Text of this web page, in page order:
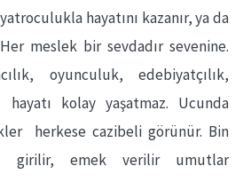
hayatını kazanır, ya da
Her meslek bir sevdadır sevenine.
oyunculuk, edebiyatçılık,
kolay yaşatmaz. Ucunda
herkese cazibeli görünür. Bin
girilir, emek verilir umutlar